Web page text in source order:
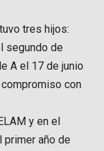
tres hijos:
segundo de
A el 17 de junio
con
y en el
primer año de